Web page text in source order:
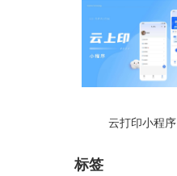
云打印小程序
标签